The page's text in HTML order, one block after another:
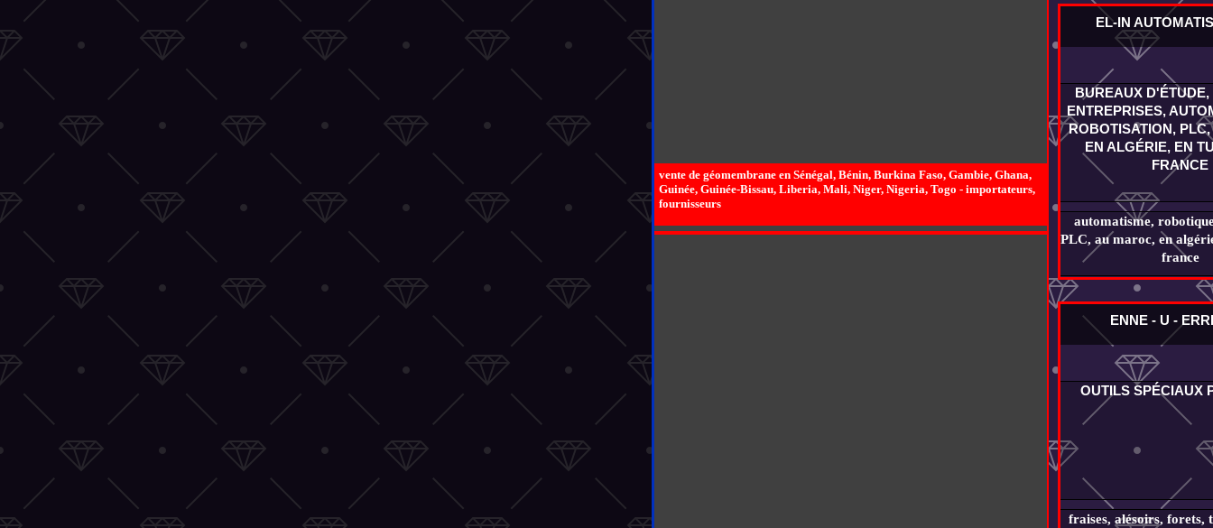
EL-IN
BUREAUX D'ÉTUDE,
ENTREPRISES,
ROBOTISATION,
EN ALGÉRIE, EN
FRANCE
automatisme,
PLC, au maroc, en
france
ENNE - U -
OUTILS SPÉCIAUX
fraises, alésoirs, forets,
vente de géomembrane en Sénégal, Bénin, Burkina Faso, Gambie, Ghana,
Guinée, Guinée-Bissau, Liberia, Mali, Niger, Nigeria, Togo - importateurs,
fournisseurs